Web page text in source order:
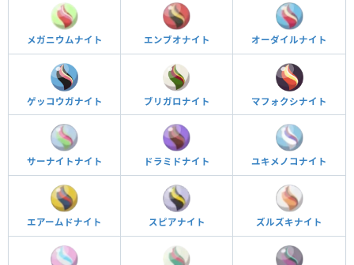
メガニウムナイト エンブオナイト オーダイルナイト
ゲッコウガナイト ブリガロナイト マフォクシナイト
サーナイトナイト ドラミドナイト ユキメノコナイト
エアームドナイト スピアナイト ズルズキナイト